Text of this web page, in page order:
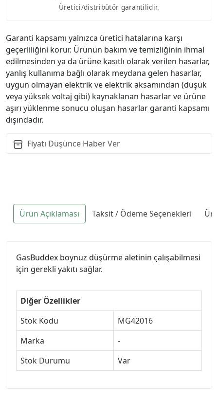
Üretici/distribütör garantilidir.
Garanti kapsamı yalnızca üretici hatalarına karşı
geçerliliğini korur. Ürünün bakım ve temizliğinin ihmal
edilmesinden ya da ürüne kasıtlı olarak verilen hasarlar,
yanlış kullanıma bağlı olarak meydana gelen hasarlar,
uygun olmayan elektrik ve elektrik aksamından (düşük
veya yüksek voltaj gibi) kaynaklanan hasarlar ve ürüne
aşırı yüklenme sonucu oluşan hasarlar garanti kapsamı
dışındadır.
Fiyatı Düşünce Haber Ver
Ürün Açıklaması Taksit / Ödeme Seçenekleri
GasBuddex boynuz düşürme aletinin çalışabilmesi
için gerekli yakıtı sağlar.
Diğer Özellikler
Stok Kodu
MG42016
Marka
-
Stok Durumu
Var